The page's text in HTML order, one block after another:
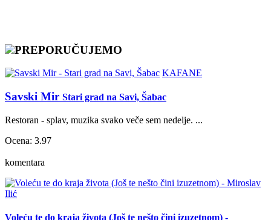
PREPORUČUJEMO
KAFANE
Savski Mir Stari grad na Savi, Šabac
Restoran - splav, muzika svako veče sem nedelje. ...
Ocena: 3.97
komentara
Voleću te do kraja života (Još te nešto čini izuzetnom) -